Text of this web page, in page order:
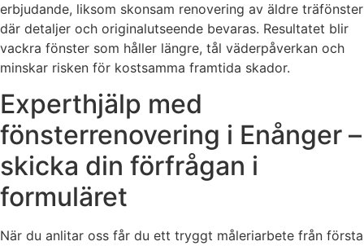
erbjudande, liksom skonsam renovering av äldre träfönster
där detaljer och originalutseende bevaras. Resultatet blir
vackra fönster som håller längre, tål väderpåverkan och
minskar risken för kostsamma framtida skador.
Experthjälp med
fönsterrenovering i Enånger –
skicka din förfrågan i
formuläret
När du anlitar oss får du ett tryggt måleriarbete från första